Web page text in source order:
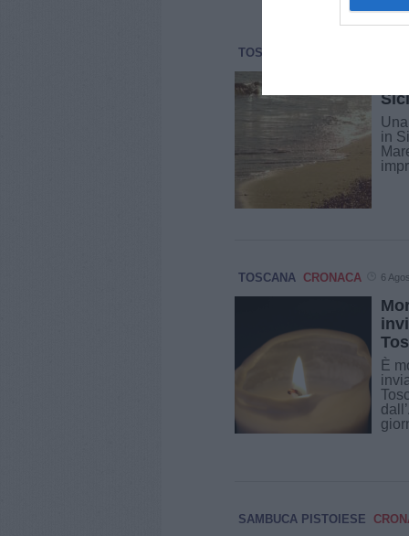
TOSCANA
in
TOSCANA CRONACA 6
È
SAMBUCA PISTOIESE